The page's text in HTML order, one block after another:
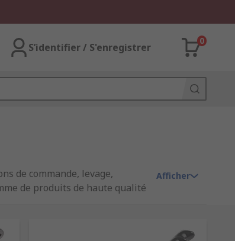
S’identifier / S'enregistrer
0
de commande, levage,
de produits de haute qualité
Afficher